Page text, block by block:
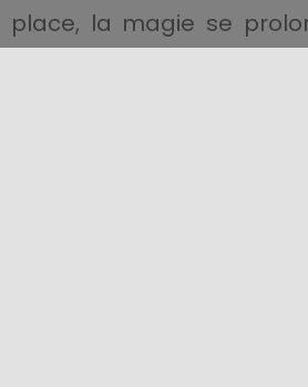
place, la magie se